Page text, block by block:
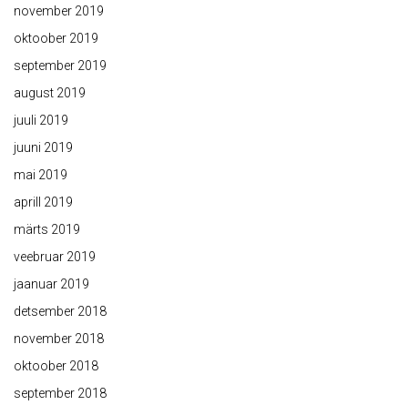
november 2019
oktoober 2019
september 2019
august 2019
juuli 2019
juuni 2019
mai 2019
aprill 2019
märts 2019
veebruar 2019
jaanuar 2019
detsember 2018
november 2018
oktoober 2018
september 2018